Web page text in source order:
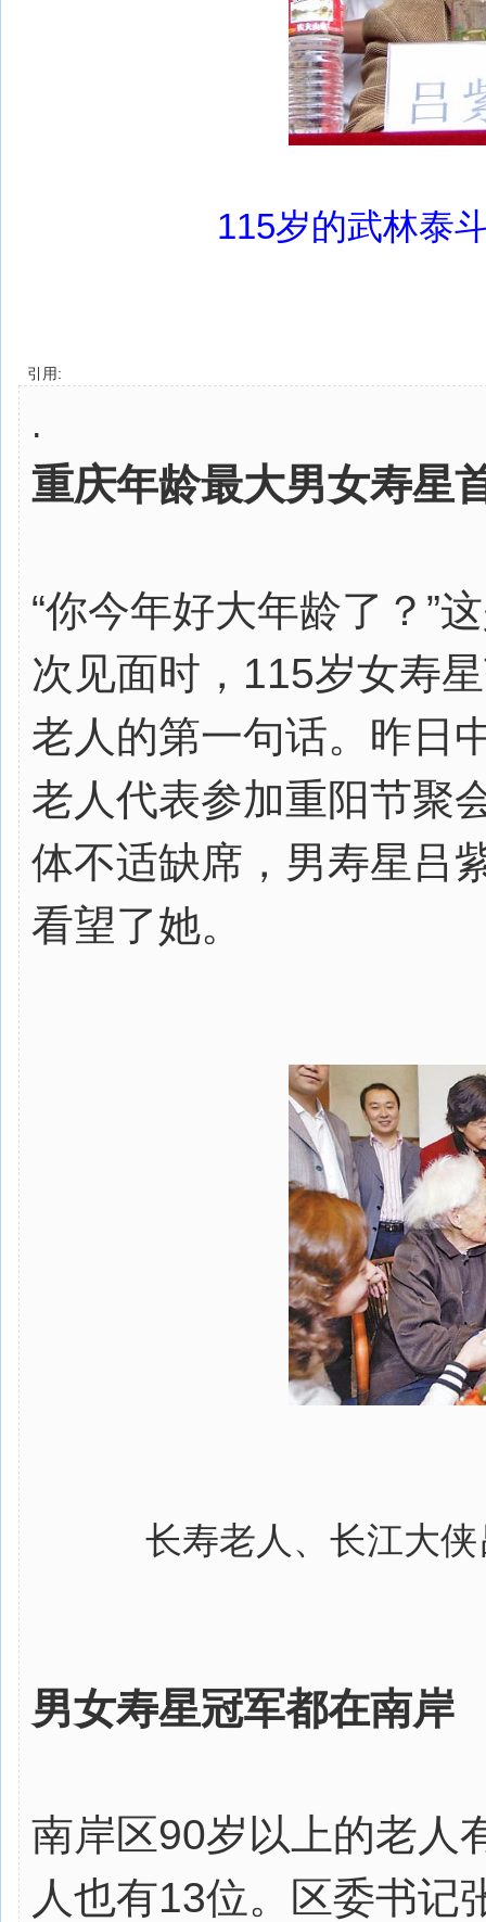
115岁的武林泰
引用:
.
重庆年龄最大男女寿星
“你今年好大年龄了？”
次见面时，115岁女寿
老人的第一句话。昨日
老人代表参加重阳节聚
体不适缺席，男寿星吕
看望了她。
长寿老人、长江大
男女寿星冠军都在南岸
南岸区90岁以上的老人
人也有13位。区委书记